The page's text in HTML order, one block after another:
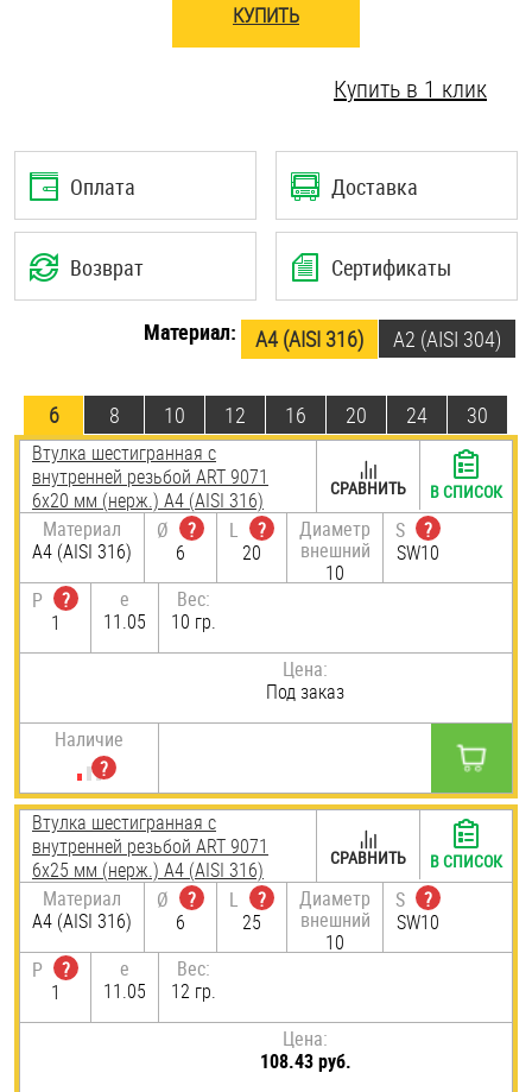
КУПИТЬ
Купить в 1 клик
Оплата Доставка
Возврат Сертификаты
Материал: A4 (AISI 316) А2 (AISI 304)
6 8 10 12 16 20 24 30
Втулка шестигранная с
внутренней резьбой ART 9071
6х20 мм (нерж.) A4 (AISI 316)
Материал
A4 (AISI 316)
Ø
?
6
L
?
20
Диаметр
внешний
10
S
?
SW10
P
?
1
e
11.05
Вес:
10 гр.
Цена:
Под заказ
Наличие
СРАВНИТЬ В СПИСОК
Втулка шестигранная с
внутренней резьбой ART 9071
6х25 мм (нерж.) A4 (AISI 316)
Материал
A4 (AISI 316)
Ø
?
6
L
?
25
Диаметр
внешний
10
S
?
SW10
P
?
1
e
11.05
Вес:
12 гр.
Цена:
108.43 руб.
СРАВНИТЬ В СПИСОК